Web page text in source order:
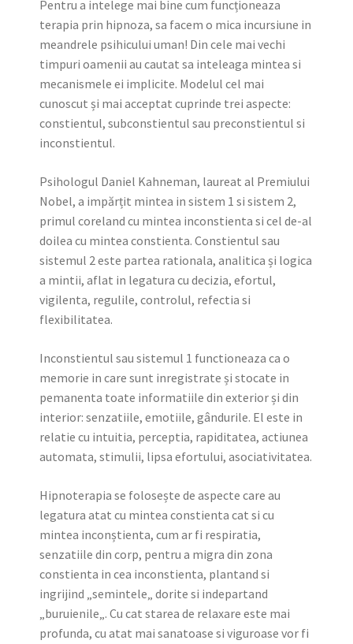
Pentru a intelege mai bine cum funcționeaza
terapia prin hipnoza, sa facem o mica incursiune in
meandrele psihicului uman! Din cele mai vechi
timpuri oamenii au cautat sa inteleaga mintea si
mecanismele ei implicite. Modelul cel mai
cunoscut și mai acceptat cuprinde trei aspecte:
constientul, subconstientul sau preconstientul si
inconstientul.
Psihologul Daniel Kahneman, laureat al Premiului
Nobel, a impărțit mintea in sistem 1 si sistem 2,
primul coreland cu mintea inconstienta si cel de-al
doilea cu mintea constienta. Constientul sau
sistemul 2 este partea rationala, analitica și logica
a mintii, aflat in legatura cu decizia, efortul,
vigilenta, regulile, controlul, refectia si
flexibilitatea.
Inconstientul sau sistemul 1 functioneaza ca o
memorie in care sunt inregistrate și stocate in
pemanenta toate informatiile din exterior și din
interior: senzatiile, emotiile, gândurile. El este in
relatie cu intuitia, perceptia, rapiditatea, actiunea
automata, stimulii, lipsa efortului, asociativitatea.
Hipnoterapia se folosește de aspecte care au
legatura atat cu mintea constienta cat si cu
mintea inconștienta, cum ar fi respiratia,
senzatiile din corp, pentru a migra din zona
constienta in cea inconstienta, plantand si
ingrijind „semintele„ dorite si indepartand
„buruienile„. Cu cat starea de relaxare este mai
profunda, cu atat mai sanatoase si viguroase vor fi